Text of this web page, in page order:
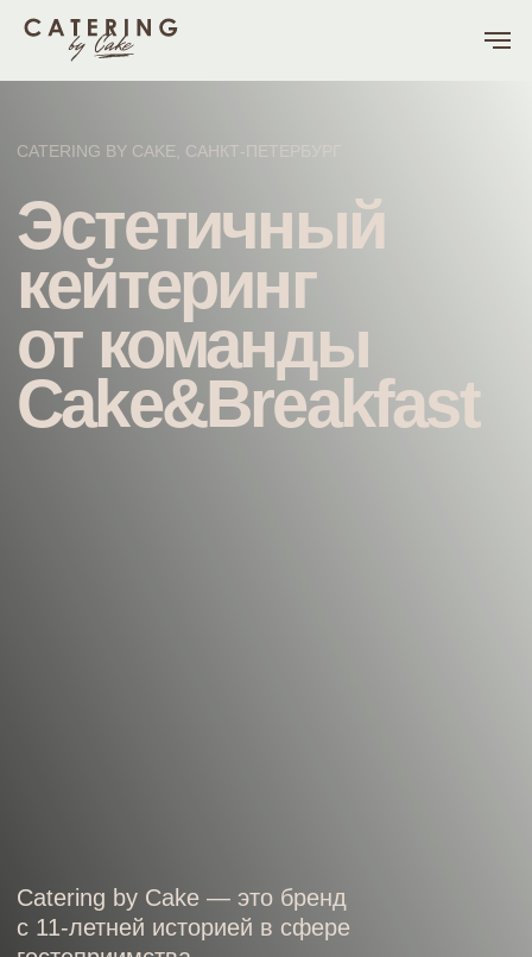
Эстетичный
кейтеринг
от команды
Cake&Breakfast